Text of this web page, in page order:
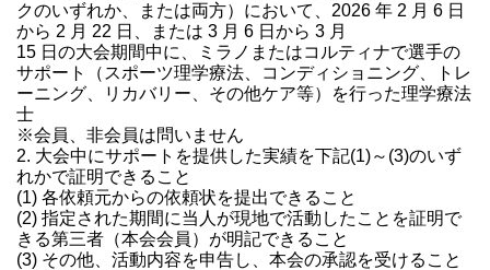
クのいずれか、または両方）において、2026 年 2 月 6 日
から 2 月 22 日、または 3 月 6 日から 3 月
15 日の大会期間中に、ミラノまたはコルティナで選手の
サポート（スポーツ理学療法、コンディショニング、トレ
ーニング、リカバリー、その他ケア等）を行った理学療法
士
※会員、非会員は問いません
2. 大会中にサポートを提供した実績を下記(1)～(3)のいず
れかで証明できること
(1) 各依頼元からの依頼状を提出できること
(2) 指定された期間に当人が現地で活動したことを証明で
きる第三者（本会会員）が明記できること
(3) その他、活動内容を申告し、本会の承認を受けること